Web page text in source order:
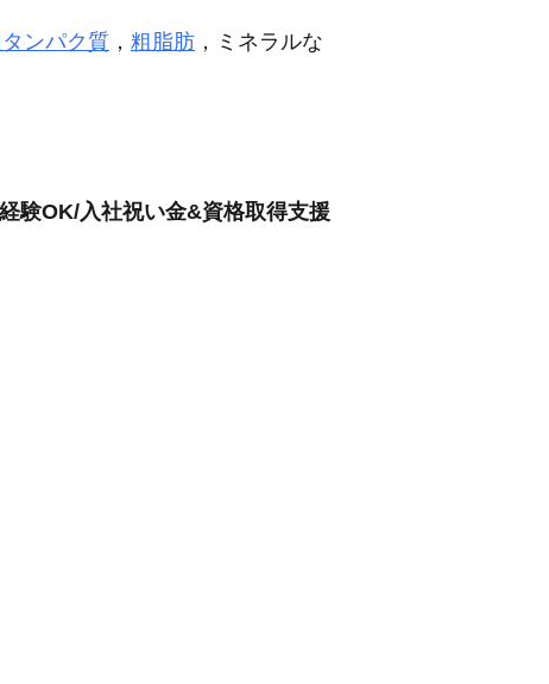
ンパク質 ， 粗脂肪 ，ミネラルな
験OK/入社祝い金&資格取得支援